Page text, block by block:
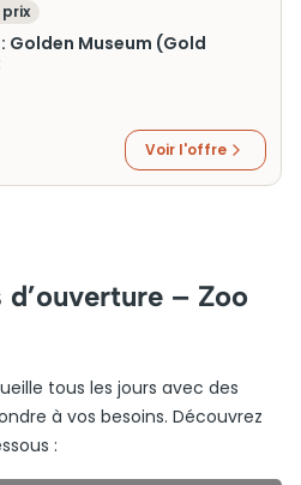
Golden Museum (Gold
Voir l'offre
– Zoo
tous les jours avec des
à vos besoins. Découvrez
: